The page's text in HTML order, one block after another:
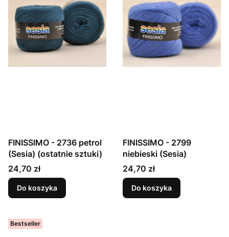
FINISSIMO - 2736 petrol
(Sesia) (ostatnie sztuki)
Cena
24,70 zł
Do koszyka
FINISSIMO - 2799
niebieski (Sesia)
Cena
24,70 zł
Do koszyka
Bestseller